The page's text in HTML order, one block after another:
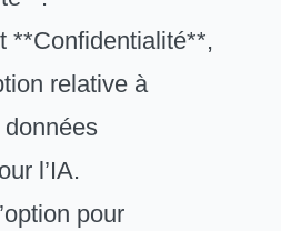
**Confidentialité**,
relative à
données
l’IA.
pour